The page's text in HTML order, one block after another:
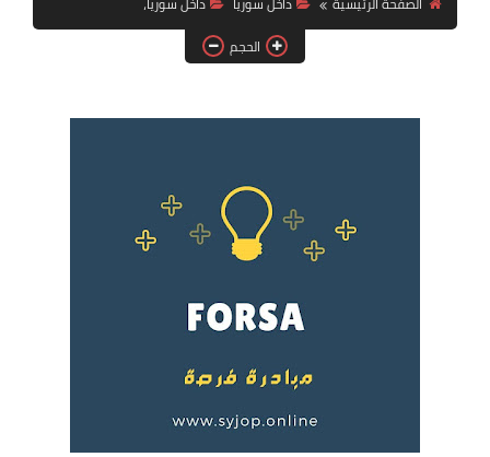
فرص عمل في العراق
فرص عمل في اليمن
فرص عمل في السودان
الحجم